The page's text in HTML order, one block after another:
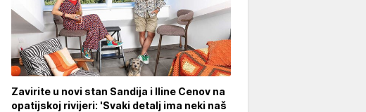
Zavirite u novi stan Sandija i Iline Cenov na
opatijskoj rivijeri: 'Svaki detalj ima neki naš